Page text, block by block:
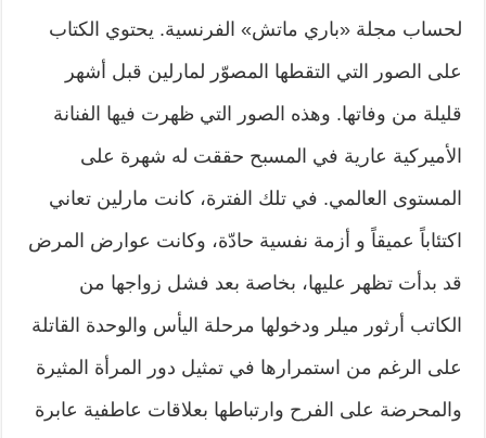
لحساب مجلة «باري ماتش» الفرنسية. يحتوي الكتاب
على الصور التي التقطها المصوّر لمارلين قبل أشهر
قليلة من وفاتها. وهذه الصور التي ظهرت فيها الفنانة
الأميركية عارية في المسبح حققت له شهرة على
المستوى العالمي. في تلك الفترة، كانت مارلين تعاني
اكتئاباً عميقاً و أزمة نفسية حادّة، وكانت عوارض المرض
قد بدأت تظهر عليها، بخاصة بعد فشل زواجها من
الكاتب أرثور ميلر ودخولها مرحلة اليأس والوحدة القاتلة
على الرغم من استمرارها في تمثيل دور المرأة المثيرة
والمحرضة على الفرح وارتباطها بعلاقات عاطفية عابرة